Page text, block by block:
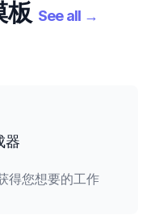
板 See all →
器
得您想要的工作